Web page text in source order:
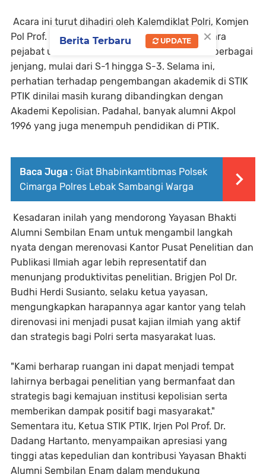
Acara ini turut dihadiri oleh Kalemdiklat Polri, Komjen
Pol Prof. Dr. Chrysnanda Dwi Laksana, serta para
pejabat utama STIK PTIK dan mahasiswa dari berbagai
jenjang, mulai dari S-1 hingga S-3. Selama ini,
perhatian terhadap pengembangan akademik di STIK
PTIK dinilai masih kurang dibandingkan dengan
Akademi Kepolisian. Padahal, banyak alumni Akpol
1996 yang juga menempuh pendidikan di PTIK.
Baca Juga : Giat Bhabinkamtibmas Polsek
Cimarga Polres Lebak Sambangi Warga
Kesadaran inilah yang mendorong Yayasan Bhakti
Alumni Sembilan Enam untuk mengambil langkah
nyata dengan merenovasi Kantor Pusat Penelitian dan
Publikasi Ilmiah agar lebih representatif dan
menunjang produktivitas penelitian. Brigjen Pol Dr.
Budhi Herdi Susianto, selaku ketua yayasan,
mengungkapkan harapannya agar kantor yang telah
direnovasi ini menjadi pusat kajian ilmiah yang aktif
dan strategis bagi Polri serta masyarakat luas.
"Kami berharap ruangan ini dapat menjadi tempat
lahirnya berbagai penelitian yang bermanfaat dan
strategis bagi kemajuan institusi kepolisian serta
memberikan dampak positif bagi masyarakat."
Sementara itu, Ketua STIK PTIK, Irjen Pol Prof. Dr.
Dadang Hartanto, menyampaikan apresiasi yang
tinggi atas kepedulian dan kontribusi Yayasan Bhakti
Alumni Sembilan Enam dalam mendukung
×
Berita Terbaru UPDATE